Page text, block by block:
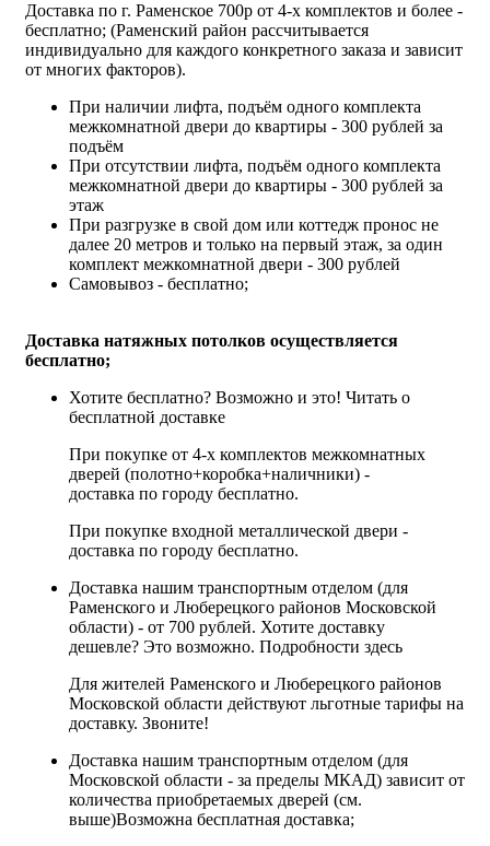
Доставка по г. Раменское 700р от 4-х комплектов и более -
бесплатно; (Раменский район рассчитывается
индивидуально для каждого конкретного заказа и зависит
от многих факторов).
При наличии лифта, подъём одного комплекта
межкомнатной двери до квартиры - 300 рублей за
подъём
При отсутствии лифта, подъём одного комплекта
межкомнатной двери до квартиры - 300 рублей за
этаж
При разгрузке в свой дом или коттедж пронос не
далее 20 метров и только на первый этаж, за один
комплект межкомнатной двери - 300 рублей
Самовывоз - бесплатно;
Доставка натяжных потолков осуществляется
бесплатно;
Хотите бесплатно? Возможно и это! Читать о
бесплатной доставке
При покупке от 4-х комплектов межкомнатных
дверей (полотно+коробка+наличники) -
доставка по городу бесплатно.
При покупке входной металлической двери -
доставка по городу бесплатно.
Доставка нашим транспортным отделом (для
Раменского и Люберецкого районов Московской
области) - от 700 рублей. Хотите доставку
дешевле? Это возможно. Подробности здесь
Для жителей Раменского и Люберецкого районов
Московской области действуют льготные тарифы на
доставку. Звоните!
Доставка нашим транспортным отделом (для
Московской области - за пределы МКАД) зависит от
количества приобретаемых дверей (см.
выше)Возможна бесплатная доставка;